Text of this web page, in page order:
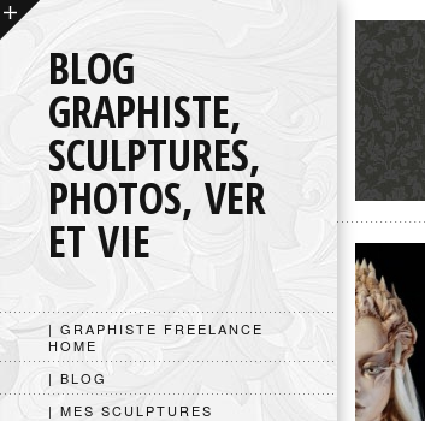
BLOG
GRAPHISTE,
SCULPTURES,
PHOTOS, VER
ET VIE
| GRAPHISTE FREELANCE
HOME
| BLOG
| MES SCULPTURES